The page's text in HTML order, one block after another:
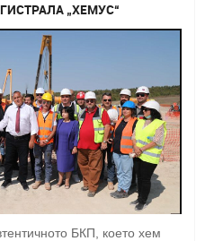
„ХЕМУС“
БКП, което хем